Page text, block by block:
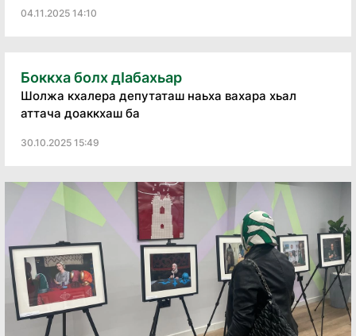
04.11.2025 14:10
Боккха болх дIабахьар
Шолжа кхалера депутаташ наьха вахара хьал
аттача доаккхаш ба
30.10.2025 15:49